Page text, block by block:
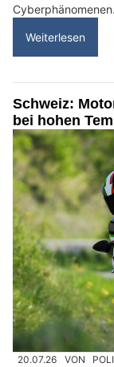
Cyberphänomenen.
Weiterlesen
Schweiz:
bei hohen
20.07.26 VON